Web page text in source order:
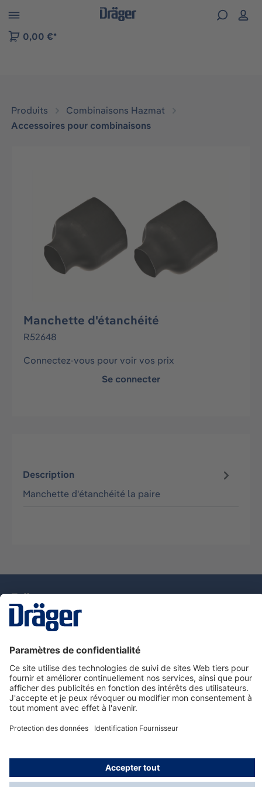
to B2B platform navigation
0,00 €*
Produits
Combinaisons Hazmat
Accessoires pour combinaisons
Manchette d'étanchéité
R52648
Connectez-vous pour voir vos prix
Se connecter
Description
Manchette d'étanchéité la paire
Nous contacter
Service de e-commande Dräger
Informations sur les produits
© Dräger France SAS, 2024